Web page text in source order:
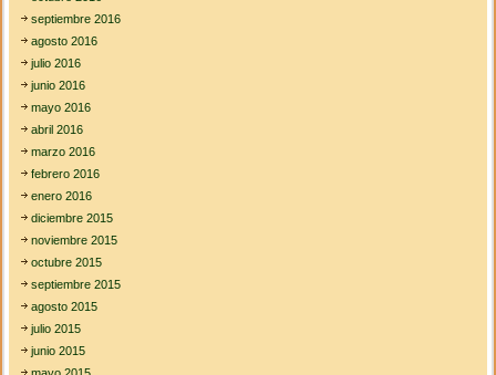
septiembre 2016
agosto 2016
julio 2016
junio 2016
mayo 2016
abril 2016
marzo 2016
febrero 2016
enero 2016
diciembre 2015
noviembre 2015
octubre 2015
septiembre 2015
agosto 2015
julio 2015
junio 2015